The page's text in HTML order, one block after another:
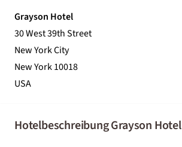
Grayson Hotel
30 West 39th Street
New York City
New York 10018
USA
Hotelbeschreibung Grayson Hotel